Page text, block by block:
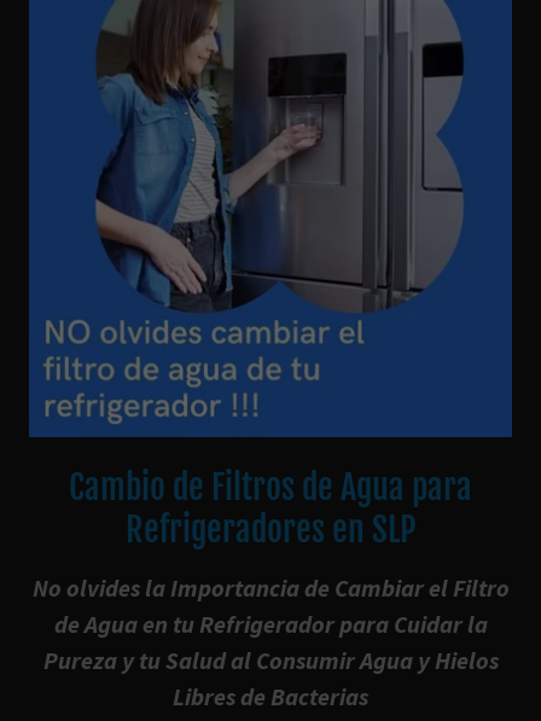
Cambio de Filtros de Agua para
Refrigeradores en SLP
No olvides la Importancia de Cambiar el Filtro
de Agua en tu Refrigerador para Cuidar la
Pureza y tu Salud al Consumir Agua y Hielos
Libres de Bacterias